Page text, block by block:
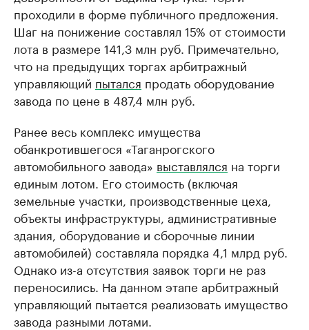
проходили в форме публичного предложения.
Шаг на понижение составлял 15% от стоимости
лота в размере 141,3 млн руб. Примечательно,
что на предыдущих торгах арбитражный
управляющий пытался продать оборудование
завода по цене в 487,4 млн руб.
Ранее весь комплекс имущества
обанкротившегося «Таганрогского
автомобильного завода» выставлялся на торги
единым лотом. Его стоимость (включая
земельные участки, производственные цеха,
объекты инфраструктуры, административные
здания, оборудование и сборочные линии
автомобилей) составляла порядка 4,1 млрд руб.
Однако из-а отсутствия заявок торги не раз
переносились. На данном этапе арбитражный
управляющий пытается реализовать имущество
завода разными лотами.